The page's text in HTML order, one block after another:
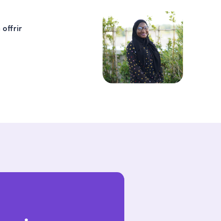
Suite à une panne, l’assistance 0 km m’a
bien aidé. Le dépanneur est arrivé
rapidement, et tout s’est déroulé sans
J’ai choisi cette formule pour sa
offrir